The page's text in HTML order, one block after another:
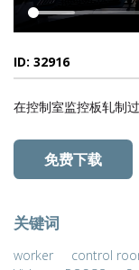
ID: 32916
在控制室监控板轧制
免费下载
关键词
worker control